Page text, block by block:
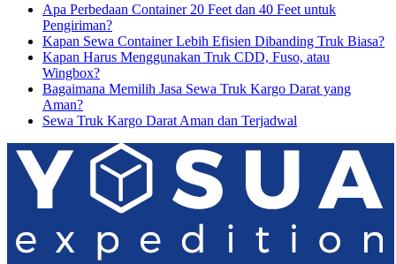
Apa Perbedaan Container 20 Feet dan 40 Feet untuk
Pengiriman?
Kapan Sewa Container Lebih Efisien Dibanding Truk Biasa?
Kapan Harus Menggunakan Truk CDD, Fuso, atau
Wingbox?
Bagaimana Memilih Jasa Sewa Truk Kargo Darat yang
Aman?
Sewa Truk Kargo Darat Aman dan Terjadwal